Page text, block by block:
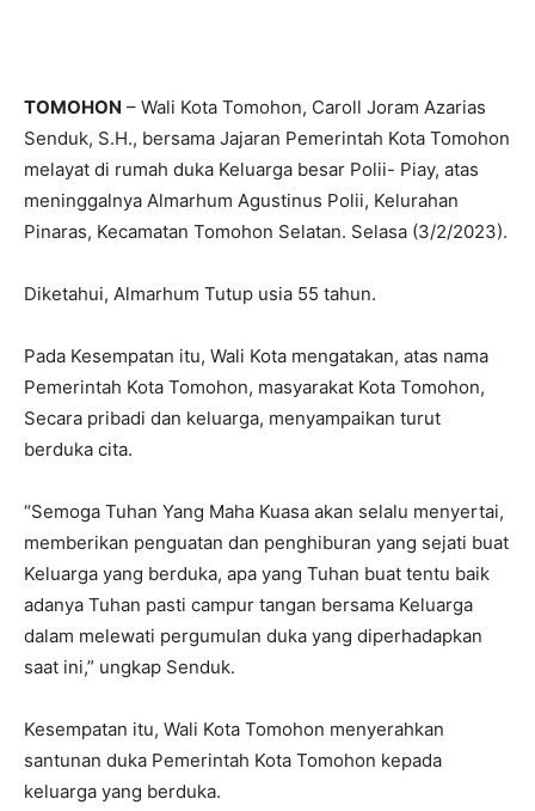
TOMOHON – Wali Kota Tomohon, Caroll Joram Azarias
Senduk, S.H., bersama Jajaran Pemerintah Kota Tomohon
melayat di rumah duka Keluarga besar Polii- Piay, atas
meninggalnya Almarhum Agustinus Polii, Kelurahan
Pinaras, Kecamatan Tomohon Selatan. Selasa (3/2/2023).
Diketahui, Almarhum Tutup usia 55 tahun.
Pada Kesempatan itu, Wali Kota mengatakan, atas nama
Pemerintah Kota Tomohon, masyarakat Kota Tomohon,
Secara pribadi dan keluarga, menyampaikan turut
berduka cita.
“Semoga Tuhan Yang Maha Kuasa akan selalu menyertai,
memberikan penguatan dan penghiburan yang sejati buat
Keluarga yang berduka, apa yang Tuhan buat tentu baik
adanya Tuhan pasti campur tangan bersama Keluarga
dalam melewati pergumulan duka yang diperhadapkan
saat ini,” ungkap Senduk.
Kesempatan itu, Wali Kota Tomohon menyerahkan
santunan duka Pemerintah Kota Tomohon kepada
keluarga yang berduka.